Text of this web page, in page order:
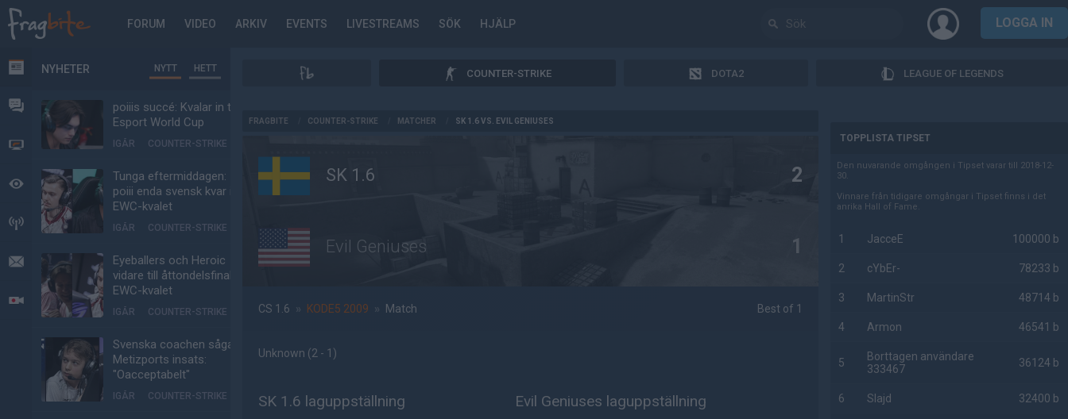
FORUM VIDEO ARKIV EVENTS LIVESTREAMS SÖK HJÄLP LOGGA IN
NYHETER
FORUM
VIDEO
BEVAKAT
HÄNDELSER
MEDDELANDEN
LIVESÄNDNINGAR
NYHETER NYTT HETT
poiiis succé: Kvalar in till
Esport World Cup
IGÅR COUNTER-STRIKE
Tunga eftermiddagen:
poiii enda svensk kvar i
EWC-kvalet
IGÅR COUNTER-STRIKE
Eyeballers och Heroic
vidare till åttondelsfinal i
EWC-kvalet
IGÅR COUNTER-STRIKE
Svenska coachen sågar
Metizports insats:
"Oacceptabelt"
IGÅR COUNTER-STRIKE
COUNTER-STRIKE DOTA2 LEAGUE OF LEGENDS
FRAGBITE COUNTER-STRIKE MATCHER SK 1.6 VS. EVIL GENIUSES
SK 1.6 2
Evil Geniuses 1
CS 1.6 » KODE5 2009 » Match Best of 1
Unknown (2 - 1 )
SK 1.6 laguppställning Evil Geniuses laguppställning
TOPPLISTA TIPSET
Den nuvarande omgången i Tipset varar till 2018-12-
30.
Vinnare från tidigare omgångar i Tipset finns i det
anrika Hall of Fame.
1 JacceE 100000 b
2 cYbEr- 78233 b
3 MartinStr 48714 b
4 Armon 46541 b
5
Borttagen användare
333467
36124 b
6 Slajd 32400 b